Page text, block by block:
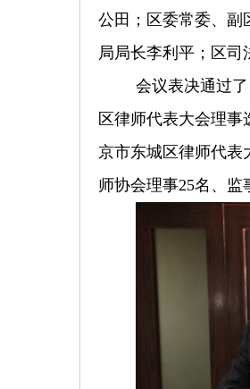
公田；区委常委、副
局局长李利平；区司
会议表决通过
区律师代表大会理
京市东城区律师代表
师协会理事25名、监